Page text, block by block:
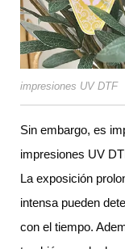
impresiones UV DTF
Sin embargo, es
impresiones UV
La exposición
intensa pueden
con el tiempo.